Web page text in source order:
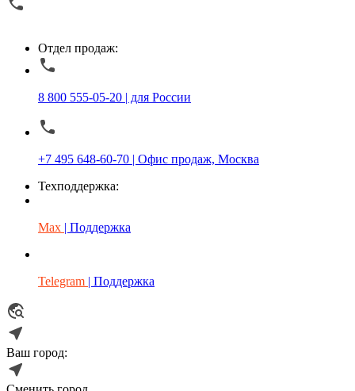
Отдел продаж:
8 800 555-05-20 | для России
+7 495 648-60-70 | Офис продаж, Москва
Техподдержка:
Max | Поддержка
Telegram | Поддержка
Ваш город: